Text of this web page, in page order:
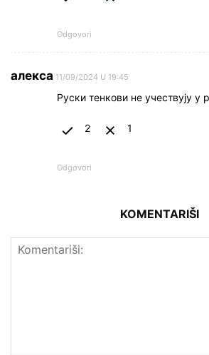
Odgovori
алекса 11/09/2024 U 19:45
Руски тенкови не учествују у
2 1
Odgovori
KOMENTARIŠI